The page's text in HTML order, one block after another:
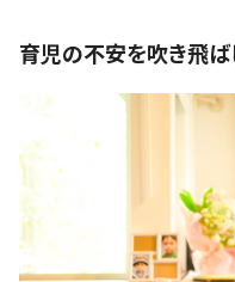
育児の不安を吹き飛ば